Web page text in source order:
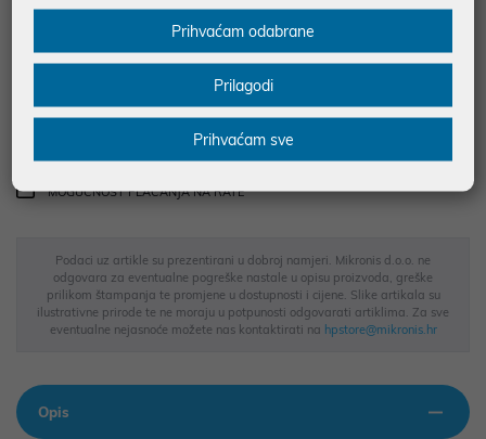
Pošalji upit
BESPLATNA DOSTAVA ZA NARUDŽBE IZNAD 66,36€
MOGUĆNOST PLAĆANJA NA RATE
Podaci uz artikle su prezentirani u dobroj namjeri. Mikronis d.o.o. ne
odgovara za eventualne pogreške nastale u opisu proizvoda, greške
prilikom štampanja te promjene u dostupnosti i cijene. Slike artikala su
ilustrativne prirode te ne moraju u potpunosti odgovarati artiklima. Za sve
eventualne nejasnoće možete nas kontaktirati na hpstore@mikronis.hr
Opis
Prihvaćam odabrane
Prilagodi
Prihvaćam sve